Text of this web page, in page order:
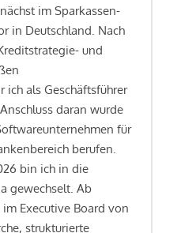
im Sparkassen-
in Deutschland. Nach
und
ich als Geschäftsführer
daran wurde
für
berufen.
bin ich in die
gewechselt. Ab
Executive Board von
strukturierte